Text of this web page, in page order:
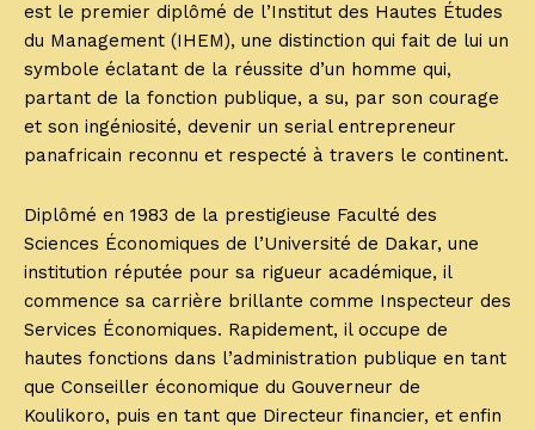
est le premier diplômé de l’Institut des Hautes Études
du Management (IHEM), une distinction qui fait de lui un
symbole éclatant de la réussite d’un homme qui,
partant de la fonction publique, a su, par son courage
et son ingéniosité, devenir un serial entrepreneur
panafricain reconnu et respecté à travers le continent.
Diplômé en 1983 de la prestigieuse Faculté des
Sciences Économiques de l’Université de Dakar, une
institution réputée pour sa rigueur académique, il
commence sa carrière brillante comme Inspecteur des
Services Économiques. Rapidement, il occupe de
hautes fonctions dans l’administration publique en tant
que Conseiller économique du Gouverneur de
Koulikoro, puis en tant que Directeur financier, et enfin